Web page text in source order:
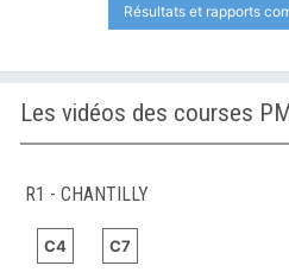
Résultats et rapports
R1 - CHANTILLY
C4 C7